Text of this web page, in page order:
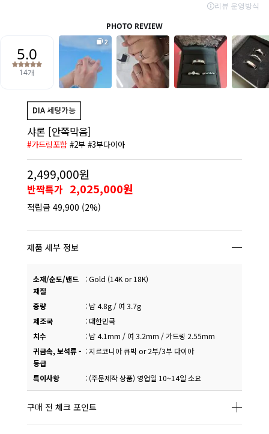
샤론 [안쪽막음]
#가드링포함#2부 #3부다이아
2,499,000원
반짝특가 2,025,000원
적립금 49,900 (2%)
제품 세부 정보
소재/순도/밴드
재질
:Gold (14K or 18K)
중량 : 남 4.8g / 여 3.7g
제조국
: 대한민국
치수
: 남 4.1mm / 여 3.2mm / 가드링 2.55mm
귀금속, 보석류 -
등급
:지르코니아 큐빅 or 2부/3부 다이아
특이사항 : (주문제작 상품) 영업일 10~14일 소요
구매 전 체크 포인트